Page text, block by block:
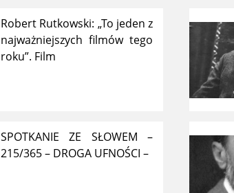
Robert Rutkowski: „To jeden z
najważniejszych filmów tego
roku”. Film
SPOTKANIE ZE SŁOWEM –
215/365 – DROGA UFNOŚCI –